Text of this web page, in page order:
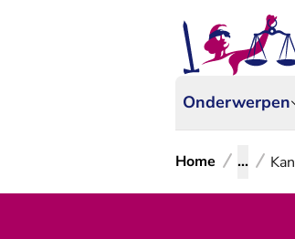
Onderwerpen
Home ...